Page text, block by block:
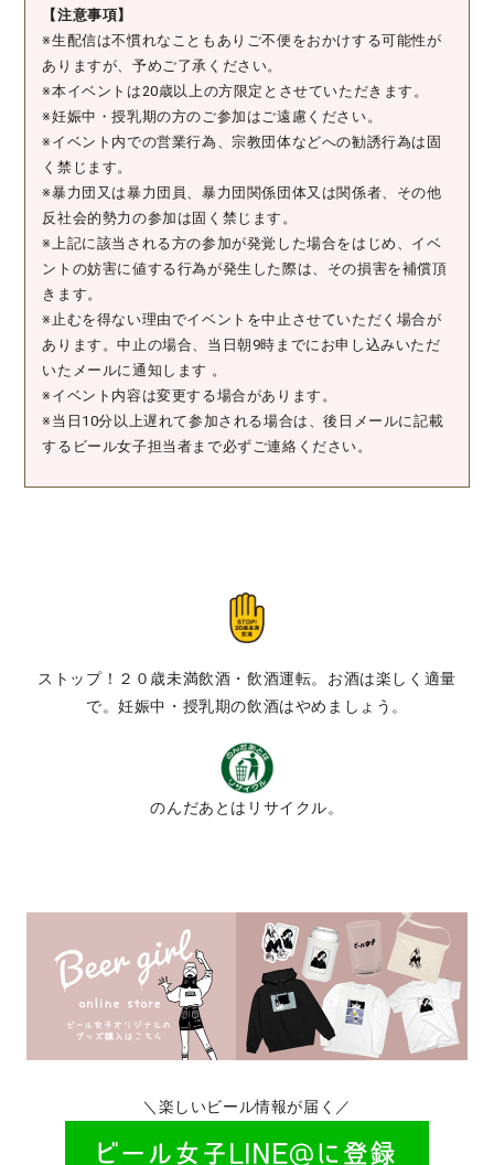
【注意事項】
※生配信は不慣れなこともありご不便をおかけする可能性が
ありますが、予めご了承ください。
※本イベントは20歳以上の方限定とさせていただきます。
※妊娠中・授乳期の方のご参加はご遠慮ください。
※イベント内での営業行為、宗教団体などへの勧誘行為は固
く禁じます。
※暴力団又は暴力団員、暴力団関係団体又は関係者、その他
反社会的勢力の参加は固く禁じます。
※上記に該当される方の参加が発覚した場合をはじめ、イベ
ントの妨害に値する行為が発生した際は、その損害を補償頂
きます。
※止むを得ない理由でイベントを中止させていただく場合が
あります。中止の場合、当日朝9時までにお申し込みいただ
いたメールに通知します 。
※イベント内容は変更する場合があります。
※当日10分以上遅れて参加される場合は、後日メールに記載
するビール女子担当者まで必ずご連絡ください。
ストップ！２０歳未満飲酒・飲酒運転。お酒は楽しく適量
で。妊娠中・授乳期の飲酒はやめましょう。
のんだあとはリサイクル。
＼楽しいビール情報が届く／